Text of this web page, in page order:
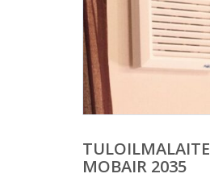
TULOILMALAITE
MOBAIR 2035